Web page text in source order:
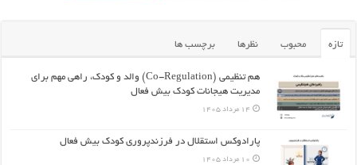
تازه محبوب نظرها برچسب ها
هم تنظیمی (Co-Regulation) والد و کودک، راهی مهم برای
مدیریت هیجانات کودک بیش فعال
14 مرداد 1405
پارادوکس استقلال در فرزندپروری کودک بیش فعال
10 مرداد 1405